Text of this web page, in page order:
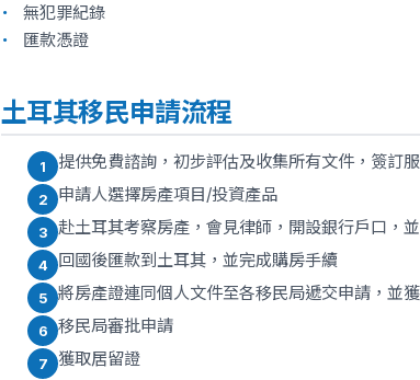
無犯罪紀錄
匯款憑證
土耳其移民申請流程
1 提供免費諮詢，初步評估及收集所有文件，簽訂
2 申請人選擇房產項目/投資產品
3 赴土耳其考察房產，會見律師，開設銀行戶口，
4 回國後匯款到土耳其，並完成購房手續
5 將房產證連同個人文件至各移民局遞交申請，並
6 移民局審批申請
7 獲取居留證